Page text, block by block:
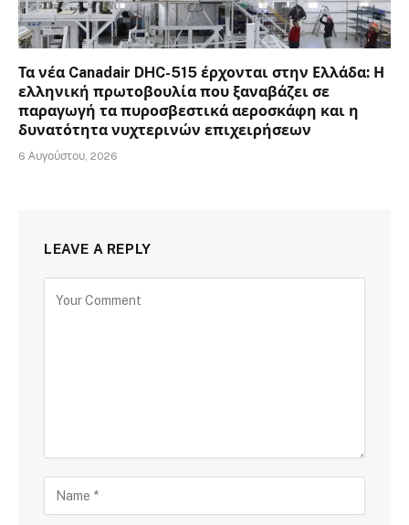
Τα νέα Canadair DHC-515 έρχονται στην Ελλάδα: Η
ελληνική πρωτοβουλία που ξαναβάζει σε
παραγωγή τα πυροσβεστικά αεροσκάφη και η
δυνατότητα νυχτερινών επιχειρήσεων
6 Αυγούστου, 2026
LEAVE A REPLY